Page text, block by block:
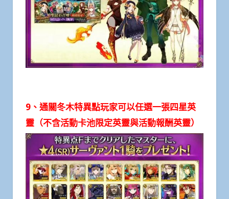
9、通關冬木特異點玩家可以任選一張四星英
靈（不含活動卡池限定英靈與活動報酬英靈）